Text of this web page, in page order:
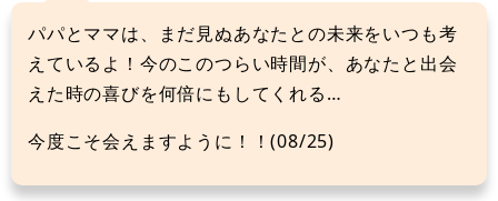
パパとママは、まだ見ぬあなたとの未来をいつも考
えているよ！今のこのつらい時間が、あなたと出会
えた時の喜びを何倍にもしてくれる…
今度こそ会えますように！！(08/25)